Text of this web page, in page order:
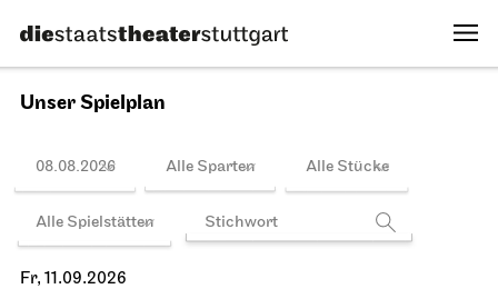
Unser Spielplan
08.08.2026 Alle Sparten Alle Stücke
Alle Spielstätten
Fr, 11.09.2026